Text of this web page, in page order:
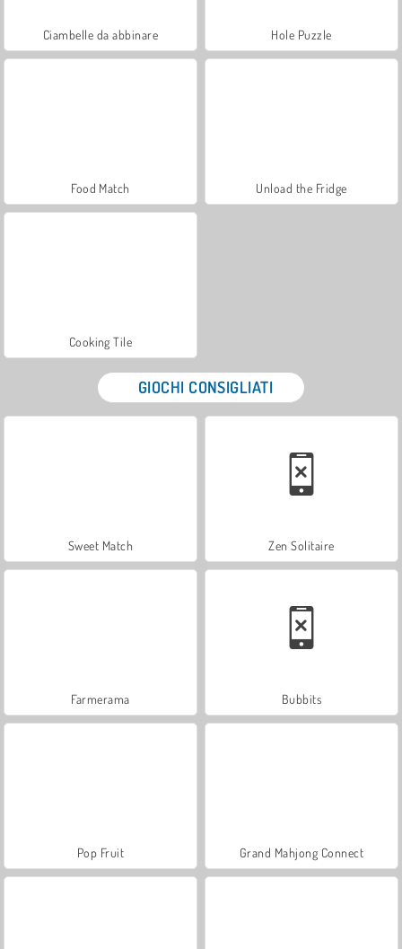
Ciambelle da abbinare Hole Puzzle
Food Match Unload the Fridge
Cooking Tile
GIOCHI CONSIGLIATI
Sweet Match Zen Solitaire
Farmerama Bubbits
Pop Fruit Grand Mahjong Connect